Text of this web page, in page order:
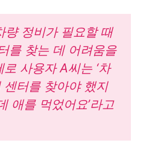
량 정비가 필요할 때
를 찾는 데 어려움을
사용자 A씨는 ‘차
터를 찾아야 했지
애를 먹었어요’라고